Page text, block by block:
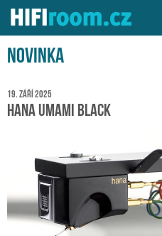
Server o Hi-Fi a AV technice
Novinka
19. září 2025
HANA Umami Black